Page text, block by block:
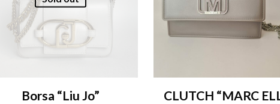
Borsa “Liu Jo” CLUTCH “MARC